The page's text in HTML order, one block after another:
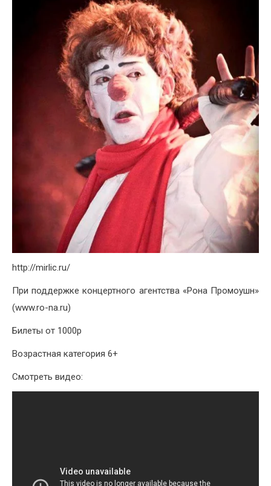
http://mirlic.ru/
При поддержке концертного агентства «Рона Промоушн»
(www.ro-na.ru)
Билеты от 1000р
Возрастная категория 6+
Смотреть видео: